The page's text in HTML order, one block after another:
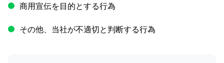
商用宣伝を目的とする行為
その他、当社が不適切と判断する行為